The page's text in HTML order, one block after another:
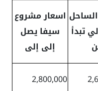
تبدأ
اسعار مشروع
سيفا يصل
إلى إلى
2,800,000